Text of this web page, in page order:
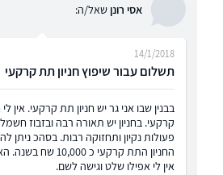
אסי רונןשאל/ה:
תשלום עבור שיפוץ חניון תת קרקעי
14/1/2018
בבנין שבו אני גר יש חניון תת קרקעי. אין
קרקעי. בחניון יש תאורה רבה ובזבוז
פעולות נקיון ותחזוקה רבות. בסהכ ניתן
החניון התת קרקעי כ
אין לי אפילו שלט וגישה לשם.